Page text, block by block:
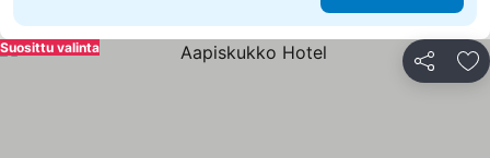
Jaa
Suosittu valinta